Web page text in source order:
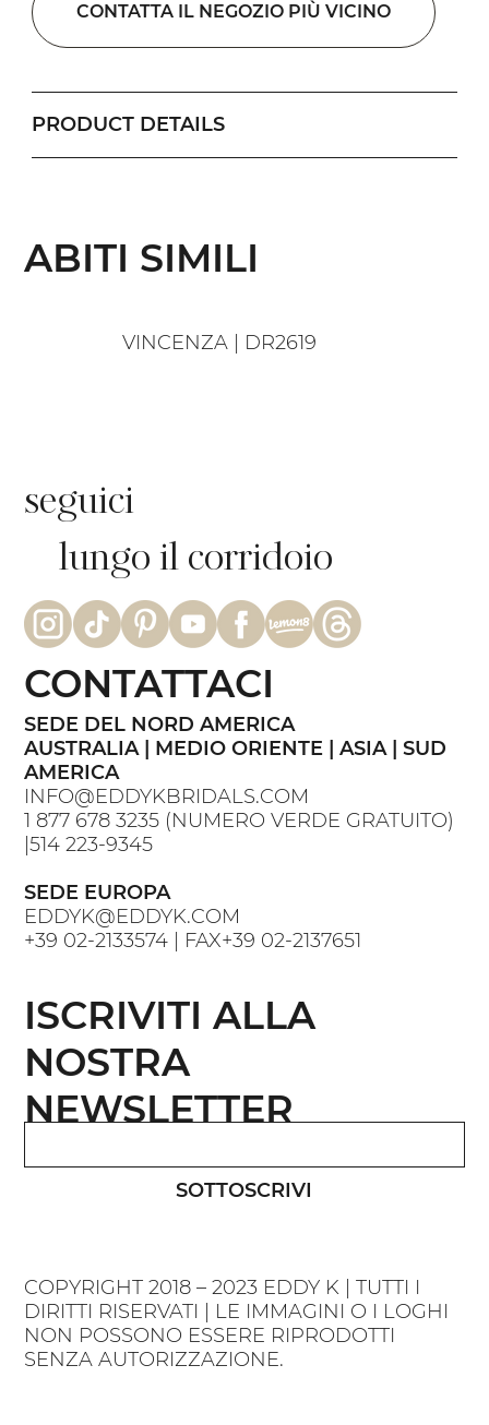
CONTATTA IL NEGOZIO PIÙ VICINO
PRODUCT DETAILS
ABITI SIMILI
VINCENZA | DR2619
COPYRIGHT 2018 – 2023 EDDY K | TUTTI I
DIRITTI RISERVATI | LE IMMAGINI O I LOGHI
NON POSSONO ESSERE RIPRODOTTI
SENZA AUTORIZZAZIONE.
seguici
lungo il corridoio
SEDE DEL NORD AMERICA
AUSTRALIA | MEDIO ORIENTE | ASIA | SUD
AMERICA
INFO@EDDYKBRIDALS.COM
1 877 678 3235 (NUMERO VERDE GRATUITO)
|514 223-9345
SEDE EUROPA
EDDYK@EDDYK.COM
+39 02-2133574 | FAX+39 02-2137651
CONTATTACI
SOTTOSCRIVI
ISCRIVITI ALLA
NOSTRA
NEWSLETTER